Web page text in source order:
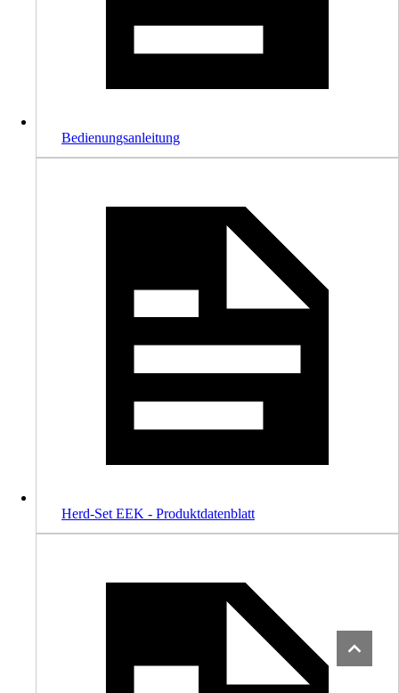
Bedienungsanleitung
Herd-Set EEK - Produktdatenblatt